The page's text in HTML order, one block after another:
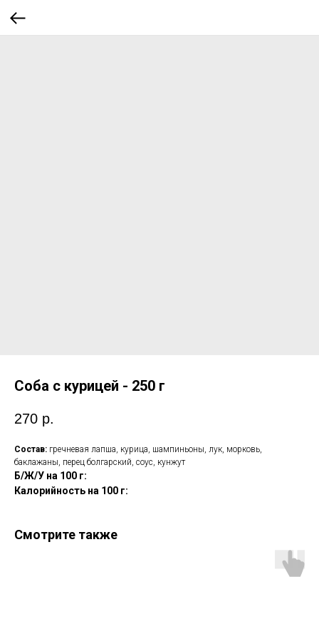
Соба с курицей - 250 г
270 р.
Состав: гречневая лапша, курица, шампиньоны, лук, морковь,
баклажаны, перец болгарский, соус, кунжут
Б/Ж/У на 100 г:
Калорийность на 100 г:
Смотрите также